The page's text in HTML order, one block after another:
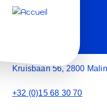
Kruisbaan 56, 2800
+32 (0)15 68 30 70